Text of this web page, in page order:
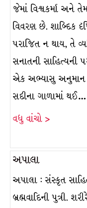
જેમાં વિશ્વકર્મા અને
વિવરણ છે. શાબ્દિક
પરાજિત ન થાય, તે
સનાતની સાહિત્યની
એક અભ્યાસુ અનુમાન
સદીના ગાળામાં થઈ…
વધુ વાંચો >
અપાલા
અપાલા : સંસ્કૃત
બ્રહ્મવાદિની પુત્રી.